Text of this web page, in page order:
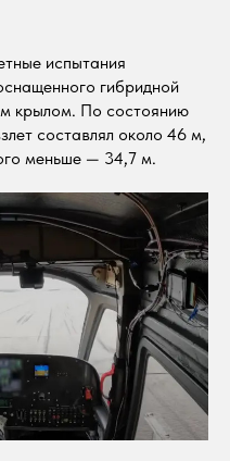
испытания
гибридной
крылом. По состоянию
составлял около 46 м,
меньше — 34,7 м.